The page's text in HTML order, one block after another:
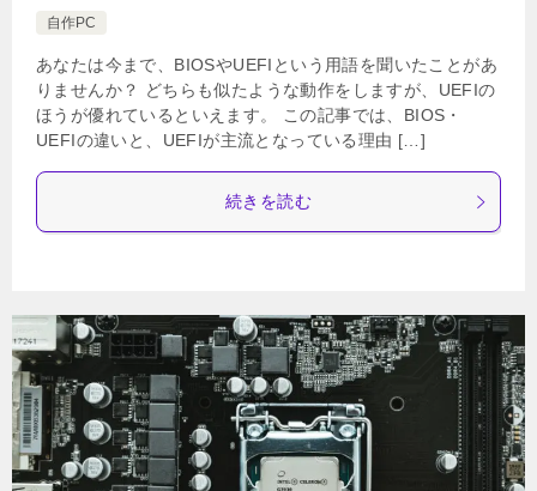
自作PC
あなたは今まで、BIOSやUEFIという用語を聞いたことがあ
りませんか？ どちらも似たような動作をしますが、UEFIの
ほうが優れているといえます。 この記事では、BIOS・
UEFIの違いと、UEFIが主流となっている理由 […]
続きを読む